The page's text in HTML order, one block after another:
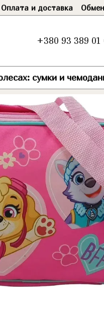
Оплата и доставка
+380 93 389 01
сумки и